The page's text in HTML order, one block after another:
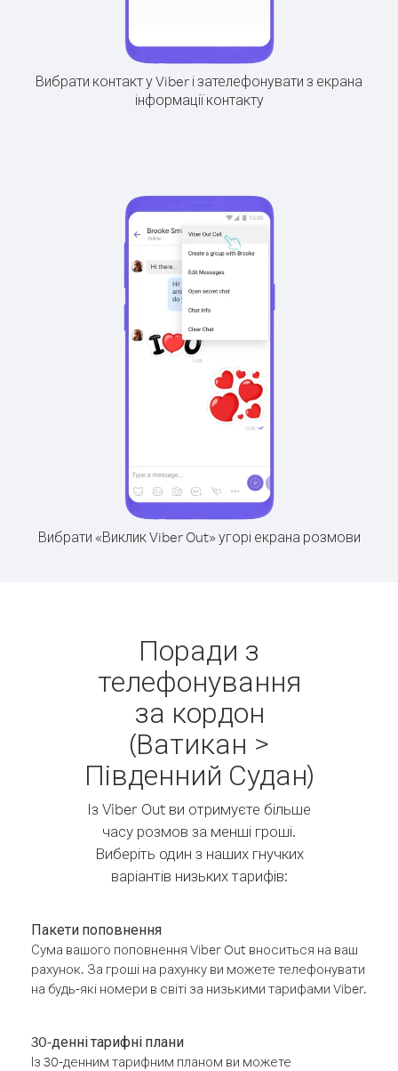
Вибрати контакт у Viber і зателефонувати з екрана
інформації контакту
Вибрати «Виклик Viber Out» угорі екрана розмови
Поради з
телефонування
за кордон
(Ватикан >
Південний Судан)
Із Viber Out ви отримуєте більше
часу розмов за менші гроші.
Виберіть один з наших гнучких
варіантів низьких тарифів:
Пакети поповнення
Сума вашого поповнення Viber Out вноситься на ваш
рахунок. За гроші на рахунку ви можете телефонувати
на будь-які номери в світі за низькими тарифами Viber.
30-денні тарифні плани
Із 30-денним тарифним планом ви можете